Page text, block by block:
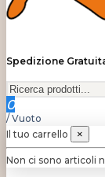
Spedizione
0
/ Vuoto
Il tuo carrello
×
Non ci sono articoli